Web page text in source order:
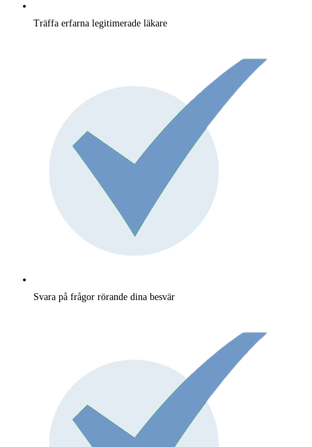
Träffa erfarna legitimerade läkare
Svara på frågor rörande dina besvär